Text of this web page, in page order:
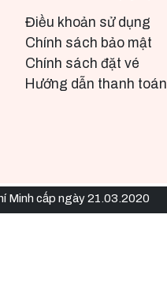
Điều khoản sử dụng
Chính sách bảo mật
Chính sách đặt vé
Hướng dẫn thanh toán
Minh cấp ngày 21.03.2020